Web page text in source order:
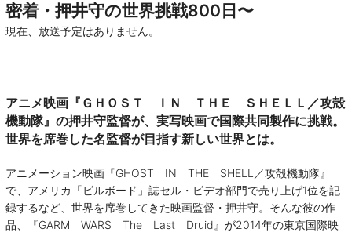
密着・押井守の世界挑戦800日〜
現在、放送予定はありません。
アニメ映画『ＧＨＯＳＴ ＩＮ ＴＨＥ ＳＨＥＬＬ／攻殻
機動隊』の押井守監督が、実写映画で国際共同製作に挑戦。
世界を席巻した名監督が目指す新しい世界とは。
アニメーション映画『GHOST IN THE SHELL／攻殻機動隊』
で、アメリカ「ビルボード」誌セル・ビデオ部門で売り上げ1位を記
録するなど、世界を席巻してきた映画監督・押井守。そんな彼の作
品、『GARM WARS The Last Druid』が2014年の東京国際映